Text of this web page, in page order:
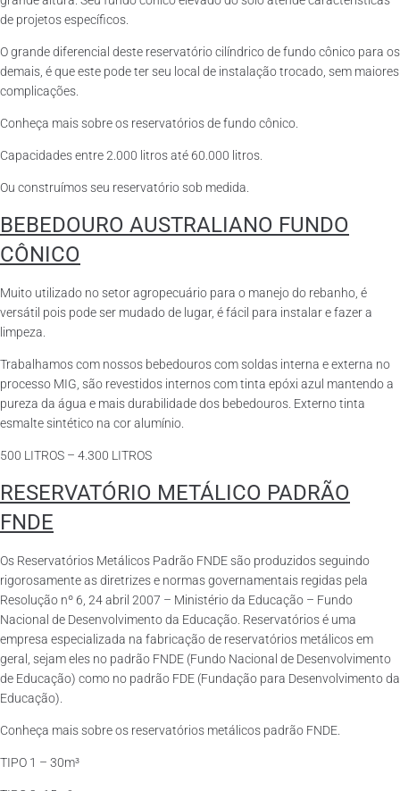
de projetos específicos.
O grande diferencial deste reservatório cilíndrico de fundo cônico para os
demais, é que este pode ter seu local de instalação trocado, sem maiores
complicações.
Conheça mais sobre os reservatórios de fundo cônico.
Capacidades entre 2.000 litros até 60.000 litros.
Ou construímos seu reservatório sob medida.
BEBEDOURO AUSTRALIANO FUNDO
CÔNICO
Muito utilizado no setor agropecuário para o manejo do rebanho, é
versátil pois pode ser mudado de lugar, é fácil para instalar e fazer a
limpeza.
Trabalhamos com nossos bebedouros com soldas interna e externa no
processo MIG, são revestidos internos com tinta epóxi azul mantendo a
pureza da água e mais durabilidade dos bebedouros. Externo tinta
esmalte sintético na cor alumínio.
500 LITROS – 4.300 LITROS
RESERVATÓRIO METÁLICO PADRÃO
FNDE
Os Reservatórios Metálicos Padrão FNDE são produzidos seguindo
rigorosamente as diretrizes e normas governamentais regidas pela
Resolução nº 6, 24 abril 2007 – Ministério da Educação – Fundo
Nacional de Desenvolvimento da Educação. Reservatórios é uma
empresa especializada na fabricação de reservatórios metálicos em
geral, sejam eles no padrão FNDE (Fundo Nacional de Desenvolvimento
de Educação) como no padrão FDE (Fundação para Desenvolvimento da
Educação).
Conheça mais sobre os reservatórios metálicos padrão FNDE.
TIPO 1 – 30m³